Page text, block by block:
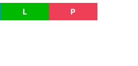
L P